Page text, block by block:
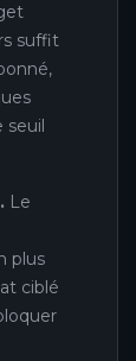
suffit
seuil
Le
plus
ciblé